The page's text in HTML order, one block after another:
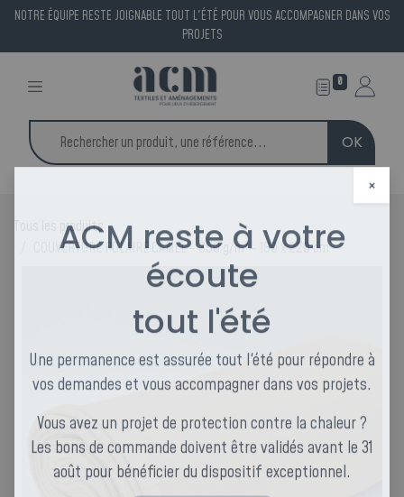
NOTRE ÉQUIPE RESTE JOIGNABLE TOUT L'ÉTÉ POUR VOUS ACCOMPAGNER DANS VOS
PROJETS
0
OK
Tous les produits
COUVERTURE POLAIRE CAMEL - 350 g/m² - 180 x 220 cm
×
ACM reste à votre
écoute
tout l'été
Une permanence est assurée tout l'été pour répondre à
vos demandes et vous accompagner dans vos projets.
Vous avez un projet de protection contre la chaleur ?
Les bons de commande doivent être validés avant le 31
août pour bénéficier du dispositif exceptionnel.